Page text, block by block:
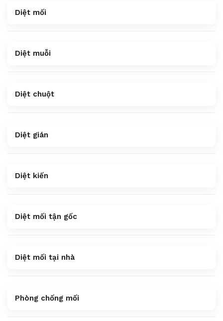
Diệt mối
Diệt muỗi
Diệt chuột
Diệt gián
Diệt kiến
Diệt mối tận gốc
Diệt mối tại nhà
Phòng chống mối